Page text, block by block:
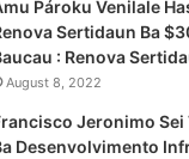
Pároku Venilale
Sertidaun Ba
: Renova
August 8, 2022
Jeronimo Sei
Desenvolvimento